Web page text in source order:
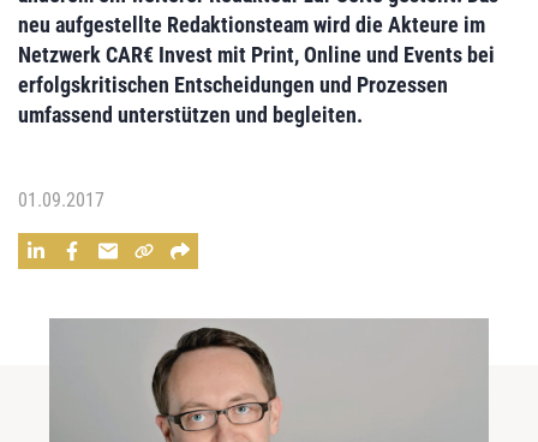
neu aufgestellte Redaktionsteam wird die Akteure im
Netzwerk CAR€ Invest mit Print, Online und Events bei
erfolgskritischen Entscheidungen und Prozessen
umfassend unterstützen und begleiten.
01.09.2017